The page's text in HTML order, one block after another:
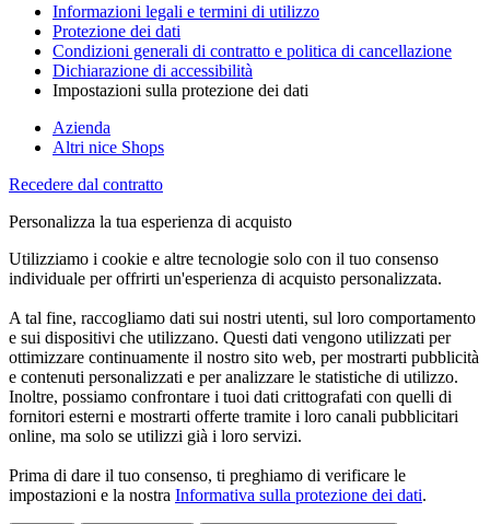
Informazioni legali e termini di utilizzo
Protezione dei dati
Condizioni generali di contratto e politica di cancellazione
Dichiarazione di accessibilità
Impostazioni sulla protezione dei dati
Azienda
Altri nice Shops
Recedere dal contratto
Personalizza la tua esperienza di acquisto
Utilizziamo i cookie e altre tecnologie solo con il tuo consenso
individuale per offrirti un'esperienza di acquisto personalizzata.
A tal fine, raccogliamo dati sui nostri utenti, sul loro comportamento
e sui dispositivi che utilizzano. Questi dati vengono utilizzati per
ottimizzare continuamente il nostro sito web, per mostrarti pubblicità
e contenuti personalizzati e per analizzare le statistiche di utilizzo.
Inoltre, possiamo confrontare i tuoi dati crittografati con quelli di
fornitori esterni e mostrarti offerte tramite i loro canali pubblicitari
online, ma solo se utilizzi già i loro servizi.
Prima di dare il tuo consenso, ti preghiamo di verificare le
impostazioni e la nostra Informativa sulla protezione dei dati.